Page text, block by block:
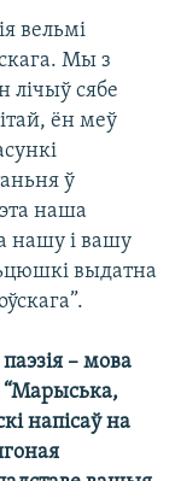
вельмі
Мы з
лічыў сябе
ён меў
ў
наша
нашу і вашу
выдатна
– мова
напісаў на